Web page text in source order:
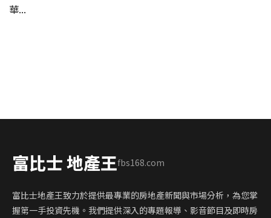
華...
富比士 地產王fbs168.com
富比士地產王致力於提供最專業的房地產新聞與市場分析，為您掌
握第一手投資先機。我們提供深入的專題報導、影音節目及即時房